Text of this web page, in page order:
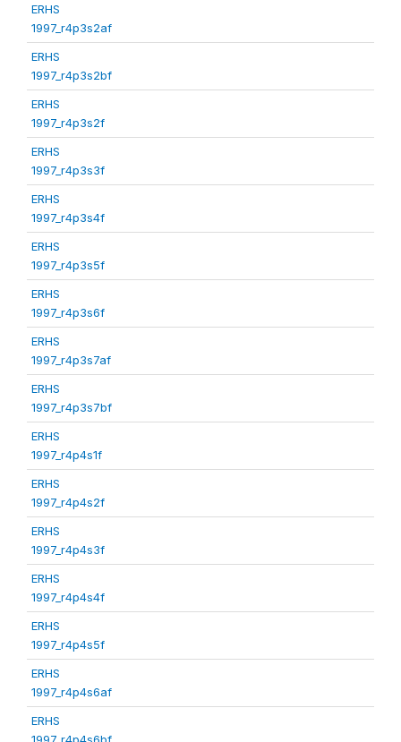
ERHS
1997_r4p3s2af
ERHS
1997_r4p3s2bf
ERHS
1997_r4p3s2f
ERHS
1997_r4p3s3f
ERHS
1997_r4p3s4f
ERHS
1997_r4p3s5f
ERHS
1997_r4p3s6f
ERHS
1997_r4p3s7af
ERHS
1997_r4p3s7bf
ERHS
1997_r4p4s1f
ERHS
1997_r4p4s2f
ERHS
1997_r4p4s3f
ERHS
1997_r4p4s4f
ERHS
1997_r4p4s5f
ERHS
1997_r4p4s6af
ERHS
1997_r4p4s6bf